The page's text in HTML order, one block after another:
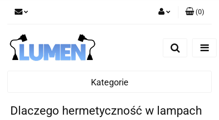
Zgody cookies
(0)
Kategorie
Dlaczego hermetyczność w lampach